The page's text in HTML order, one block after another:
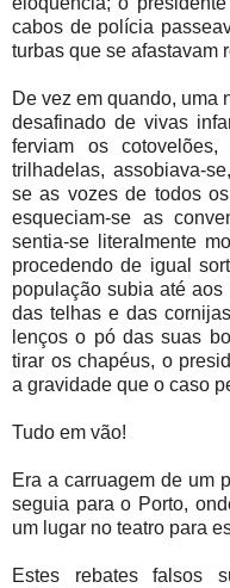
cabos de polícia
turbas que se afastavam
De vez em quando, uma
desafinado de vivas
ferviam os
trilhadelas, assobiava-
se as vozes de todos
esqueciam-se as
sentia-se literalmente
procedendo de igual
população subia até
das telhas e das
lenços o pó das suas
tirar os chapéus, o
a gravidade que o caso
Tudo em vão!
Era a carruagem de um
seguia para o Porto,
um lugar no teatro para
Estes rebates falsos